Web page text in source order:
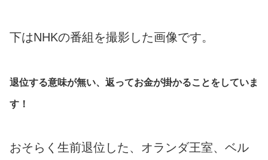
下はNHKの番組を撮影した画像です。
退位する意味が無い、返ってお金が掛かることをしていま
す！
おそらく生前退位した、オランダ王室、ベル